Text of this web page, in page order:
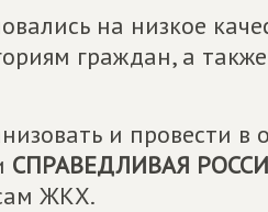
на низкое
граждан, а
и провести в
СПРАВЕДЛИВАЯ
ЖКХ.